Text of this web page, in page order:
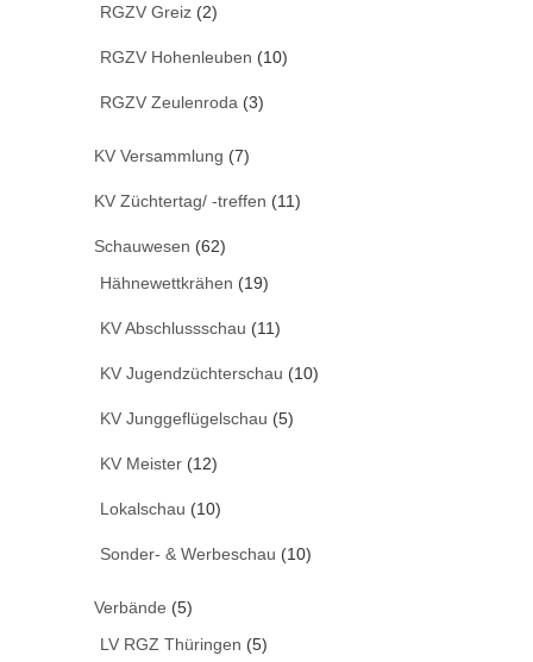
RGZV Greiz (2)
RGZV Hohenleuben (10)
RGZV Zeulenroda (3)
KV Versammlung (7)
KV Züchtertag/ -treffen (11)
Schauwesen (62)
Hähnewettkrähen (19)
KV Abschlussschau (11)
KV Jugendzüchterschau (10)
KV Junggeflügelschau (5)
KV Meister (12)
Lokalschau (10)
Sonder- & Werbeschau (10)
Verbände (5)
LV RGZ Thüringen (5)